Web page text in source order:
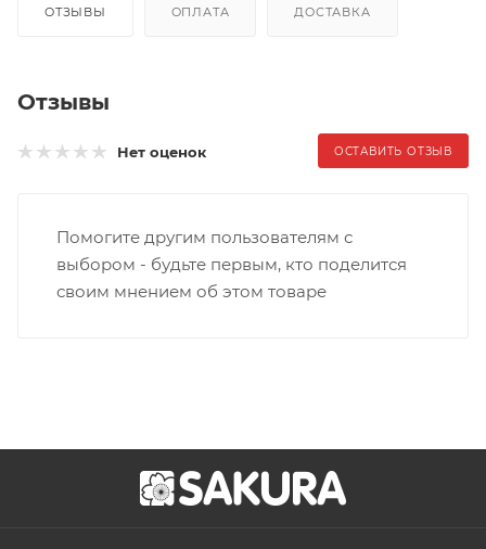
ОТЗЫВЫ ОПЛАТА ДОСТАВКА
Отзывы
Нет оценок ОСТАВИТЬ ОТЗЫВ
Помогите другим пользователям с
выбором - будьте первым, кто поделится
своим мнением об этом товаре